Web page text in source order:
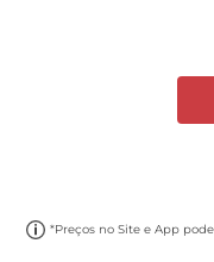
*Preços no Site e App